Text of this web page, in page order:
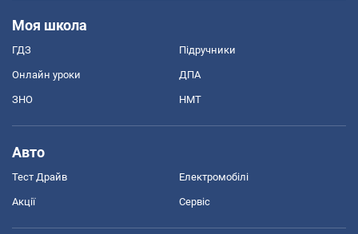
Моя школа
ГДЗ Підручники
Онлайн уроки ДПА
ЗНО НМТ
Авто
Тест Драйв Електромобілі
Акції Сервіс